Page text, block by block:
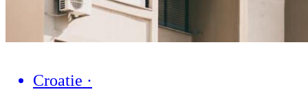
Croatie ·